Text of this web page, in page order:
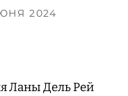
2024
Ланы Дель Рей